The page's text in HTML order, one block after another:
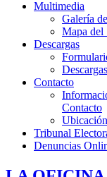
Multimedia
Galería
Mapa del
Descargas
Contacto
Contacto
Ubicación
Tribunal
Denuncias